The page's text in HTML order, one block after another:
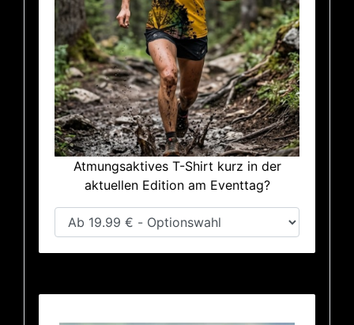
Atmungsaktives T-Shirt kurz in der
aktuellen Edition am Eventtag?